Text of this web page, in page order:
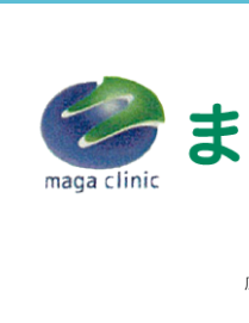
ホーム
院長紹介